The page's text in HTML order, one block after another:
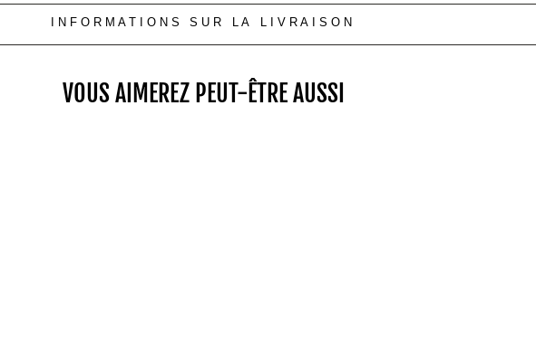
INFORMATIONS SUR LA LIVRAISON
VOUS AIMEREZ PEUT-ÊTRE AUSSI